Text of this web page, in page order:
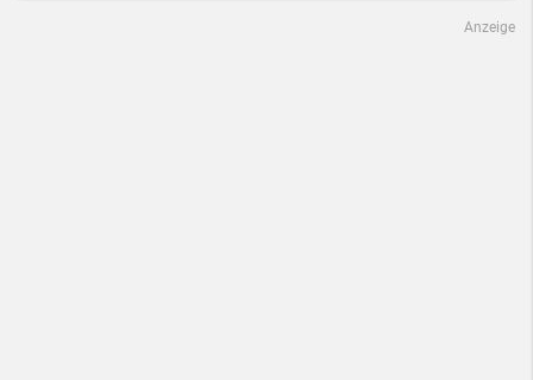
Anzeige